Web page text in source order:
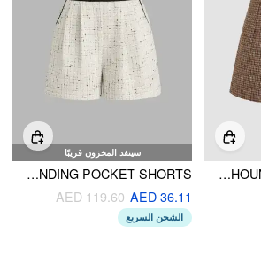
WOOL-BLEND MID RISE HOUNDSTOOTH SHORTS
سينفد المخزون قريبًا
TWEED MID RISE CONTRASTING BINDING POCKET SHORTS
AED 36.11
AED 119.60
الشحن السريع